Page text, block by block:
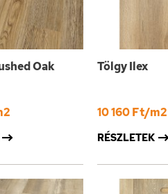
Oak Tölgy Ilex
10 160 Ft/m2
RÉSZLETEK